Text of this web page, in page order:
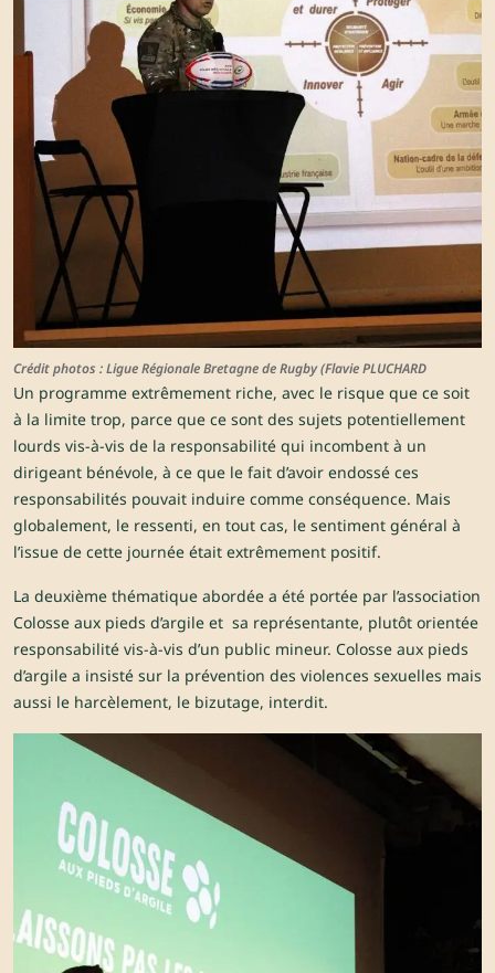
Crédit photos : Ligue Régionale Bretagne de Rugby (Flavie PLUCHARD
Un programme extrêmement riche, avec le risque que ce soit
à la limite trop, parce que ce sont des sujets potentiellement
lourds vis-à-vis de la responsabilité qui incombent à un
dirigeant bénévole, à ce que le fait d’avoir endossé ces
responsabilités pouvait induire comme conséquence. Mais
globalement, le ressenti, en tout cas, le sentiment général à
l’issue de cette journée était extrêmement positif.
La deuxième thématique abordée a été portée par l’association
Colosse aux pieds d’argile et sa représentante, plutôt orientée
responsabilité vis-à-vis d’un public mineur. Colosse aux pieds
d’argile a insisté sur la prévention des violences sexuelles mais
aussi le harcèlement, le bizutage, interdit.